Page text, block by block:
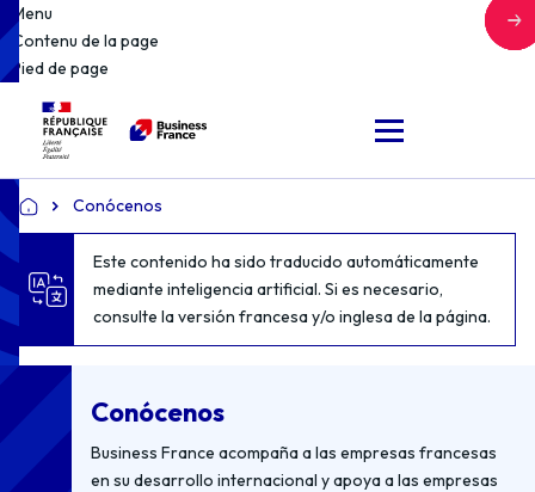
Menu
Contenu de la page
Pied de page
Accueil Conócenos
Este contenido ha sido traducido automáticamente
mediante inteligencia artificial. Si es necesario,
consulte la versión francesa y/o inglesa de la página.
Conócenos
Business France acompaña a las empresas francesas
en su desarrollo internacional y apoya a las empresas